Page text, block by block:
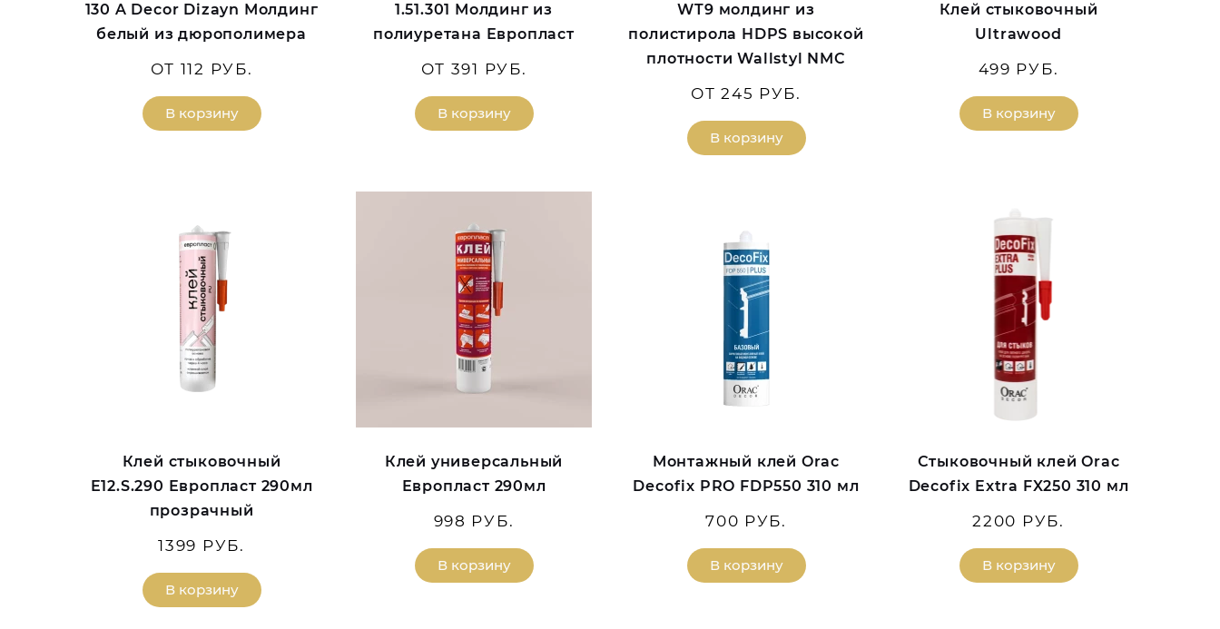
130 A Decor Dizayn Молдинг
белый из дюрополимера
ОТ 112 РУБ.
В корзину
1.51.301 Молдинг из
полиуретана Европласт
ОТ 391 РУБ.
В корзину
WT9 молдинг из
полистирола HDPS высокой
плотности Wallstyl NMC
ОТ 245 РУБ.
В корзину
Клей стыковочный
Ultrawood
499 РУБ.
В корзину
Клей стыковочный
E12.S.290 Европласт 290мл
прозрачный
1399 РУБ.
В корзину
Клей универсальный
Европласт 290мл
998 РУБ.
В корзину
Монтажный клей Orac
Decofix PRO FDP550 310 мл
700 РУБ.
В корзину
Стыковочный клей Orac
Decofix Extra FX250 310 мл
2200 РУБ.
В корзину